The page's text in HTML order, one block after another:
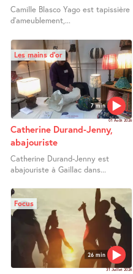
Camille Blasco Yago est tapissière
d’ameublement,...
7 min
Les mains d’or
01 Août 2026
Catherine Durand-Jenny,
abajouriste
Catherine Durand-Jenny est
abajouriste à Gaillac dans...
26 min
Focus
31 Juillet 2026